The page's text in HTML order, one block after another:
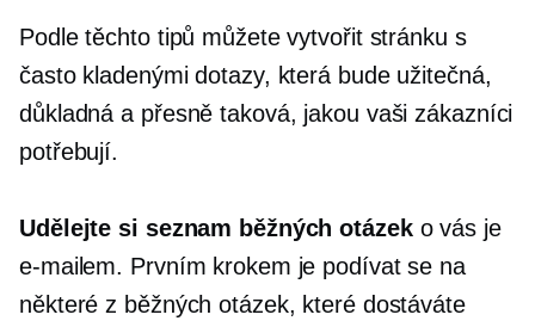
Podle těchto tipů můžete vytvořit stránku s
často kladenými dotazy, která bude užitečná,
důkladná a přesně taková, jakou vaši zákazníci
potřebují.
Udělejte si seznam běžných otázeko vás je
e-mailem. Prvním krokem je podívat se na
některé z běžných otázek, které dostáváte